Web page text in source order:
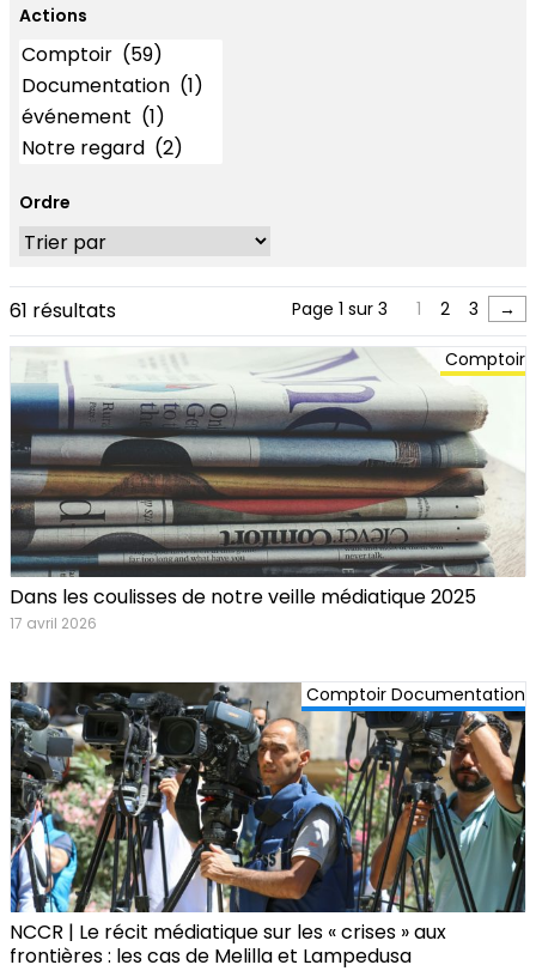
Actions
Actions
Ordre
61 résultats Page 1 sur 3 1 2 3 →
Comptoir
Dans les coulisses de notre veille médiatique 2025
17 avril 2026
Comptoir Documentation
NCCR | Le récit médiatique sur les « crises » aux
frontières : les cas de Melilla et Lampedusa